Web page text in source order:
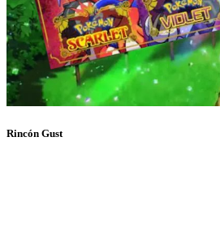
Rincón Gust